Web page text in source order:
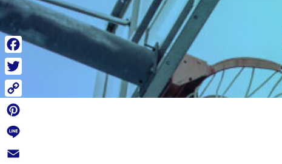
Facebook
Twitter
Copy
Pinterest
Line